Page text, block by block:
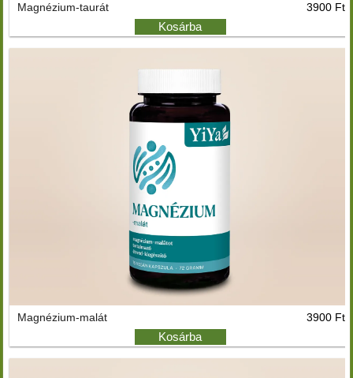
Magnézium-taurát 3900 Ft
Kosárba
Magnézium-malát 3900 Ft
Kosárba